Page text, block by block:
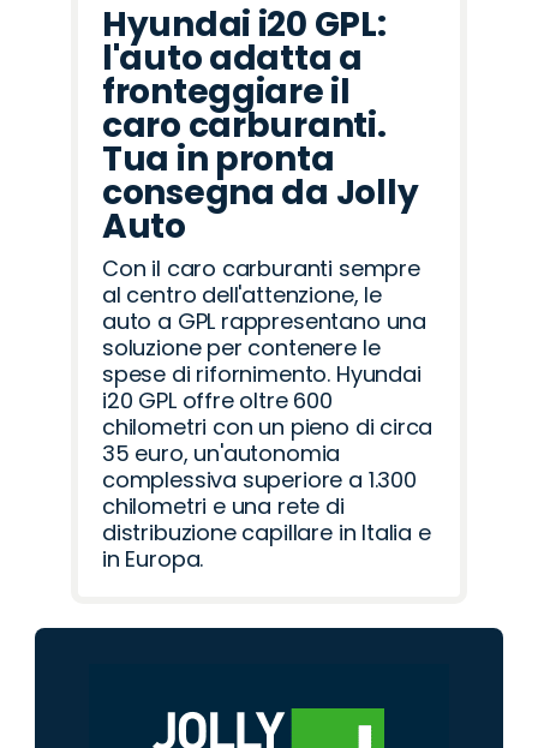
Hyundai i20 GPL:
l'auto adatta a
fronteggiare il
caro carburanti.
Tua in pronta
consegna da Jolly
Auto
Con il caro carburanti sempre
al centro dell'attenzione, le
auto a GPL rappresentano una
soluzione per contenere le
spese di rifornimento. Hyundai
i20 GPL offre oltre 600
chilometri con un pieno di circa
35 euro, un'autonomia
complessiva superiore a 1.300
chilometri e una rete di
distribuzione capillare in Italia e
in Europa.